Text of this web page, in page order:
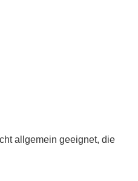
allgemein geeignet, die